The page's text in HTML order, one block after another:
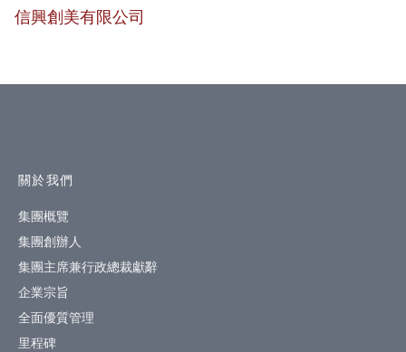
信興創美有限公司
網站指南
關於我們
集團概覽
集團創辦人
集團主席兼行政總裁獻辭
企業宗旨
全面優質管理
里程碑